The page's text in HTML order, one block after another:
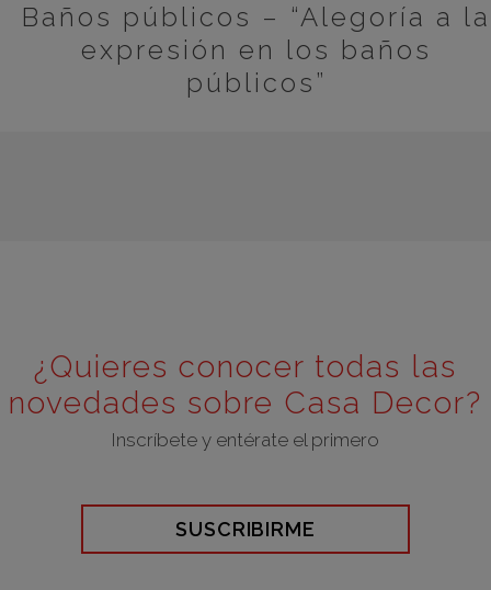
Baños públicos – “Alegoría a la
expresión en los baños
públicos”
¿Quieres conocer todas las
novedades sobre Casa Decor?
Inscríbete y entérate el primero
SUSCRIBIRME